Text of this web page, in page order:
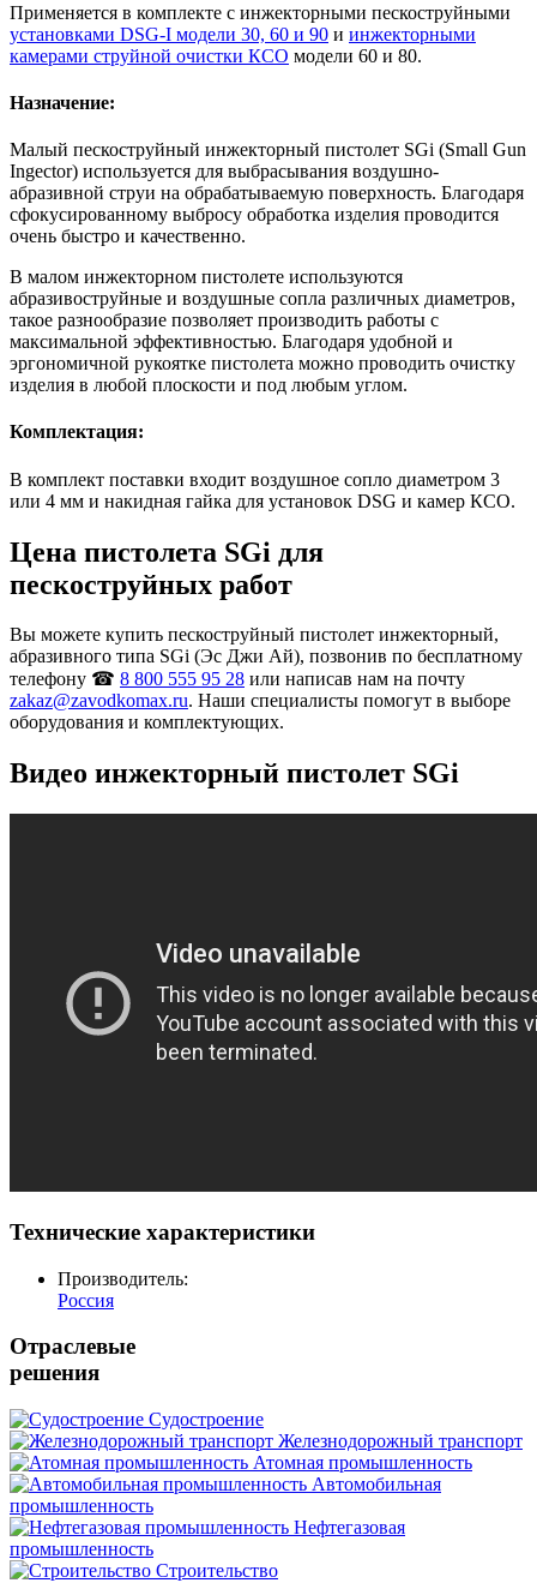
Применяется в комплекте с инжекторными пескоструйными
установками DSG-I модели 30, 60 и 90 и инжекторными
камерами струйной очистки КСО модели 60 и 80.
Назначение:
Малый пескоструйный инжекторный пистолет SGi (Small Gun
Ingector) используется для выбрасывания воздушно-
абразивной струи на обрабатываемую поверхность. Благодаря
сфокусированному выбросу обработка изделия проводится
очень быстро и качественно.
В малом инжекторном пистолете используются
абразивоструйные и воздушные сопла различных диаметров,
такое разнообразие позволяет производить работы с
максимальной эффективностью. Благодаря удобной и
эргономичной рукоятке пистолета можно проводить очистку
изделия в любой плоскости и под любым углом.
Комплектация:
В комплект поставки входит воздушное сопло диаметром 3
или 4 мм и накидная гайка для установок DSG и камер КСО.
Цена пистолета SGi для
пескоструйных работ
Вы можете купить пескоструйный пистолет инжекторный,
абразивного типа SGi (Эс Джи Ай), позвонив по бесплатному
телефону ☎ 8 800 555 95 28 или написав нам на почту
zakaz@zavodkomax.ru. Наши специалисты помогут в выборе
оборудования и комплектующих.
Видео инжекторный пистолет SGi
Технические характеристики
Производитель:
Россия
Отраслевые
решения
Судостроение
Железнодорожный транспорт
Атомная промышленность
Автомобильная
промышленность
Нефтегазовая
промышленность
Строительство